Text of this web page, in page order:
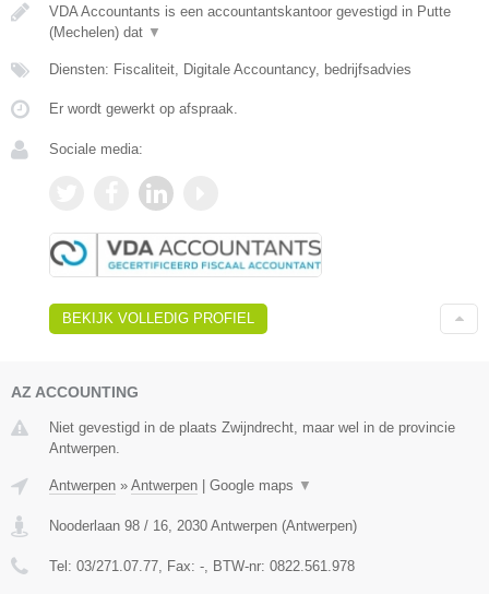
VDA Accountants is een accountantskantoor gevestigd in Putte
(Mechelen) dat ▼
Diensten: Fiscaliteit, Digitale Accountancy, bedrijfsadvies
Er wordt gewerkt op afspraak.
Sociale media:
BEKIJK VOLLEDIG PROFIEL
AZ ACCOUNTING
Niet gevestigd in de plaats Zwijndrecht, maar wel in de provincie
Antwerpen.
Antwerpen » Antwerpen Google maps ▼
Nooderlaan 98 / 16, 2030 Antwerpen (Antwerpen)
Tel: 03/271.07.77, Fax: -, BTW-nr: 0822.561.978